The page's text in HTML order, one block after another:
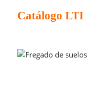
Catálogo LTI